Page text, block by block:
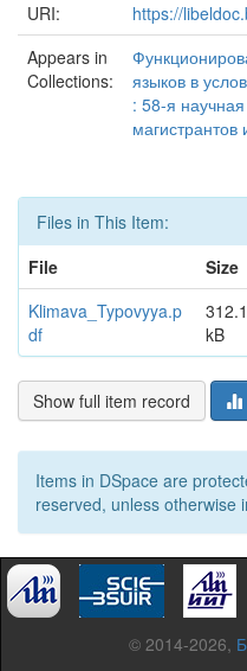
URI:
https://
Appears in
Collections:
языков в
: 58-я
магистрантов
Files in This Item:
File
Size
Klimava_Typovyya.p
df
312.1
kB
Show full item record
Items in DSpace are
reserved, unless otherwise
© 2014-2026,